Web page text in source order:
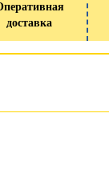
доставка